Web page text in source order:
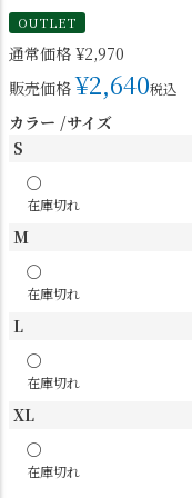
OUTLET
通常価格 ¥2,970
販売価格 ¥2,640税込
カラー サイズ
S
〇
在庫切れ
M
〇
在庫切れ
L
〇
在庫切れ
XL
〇
在庫切れ